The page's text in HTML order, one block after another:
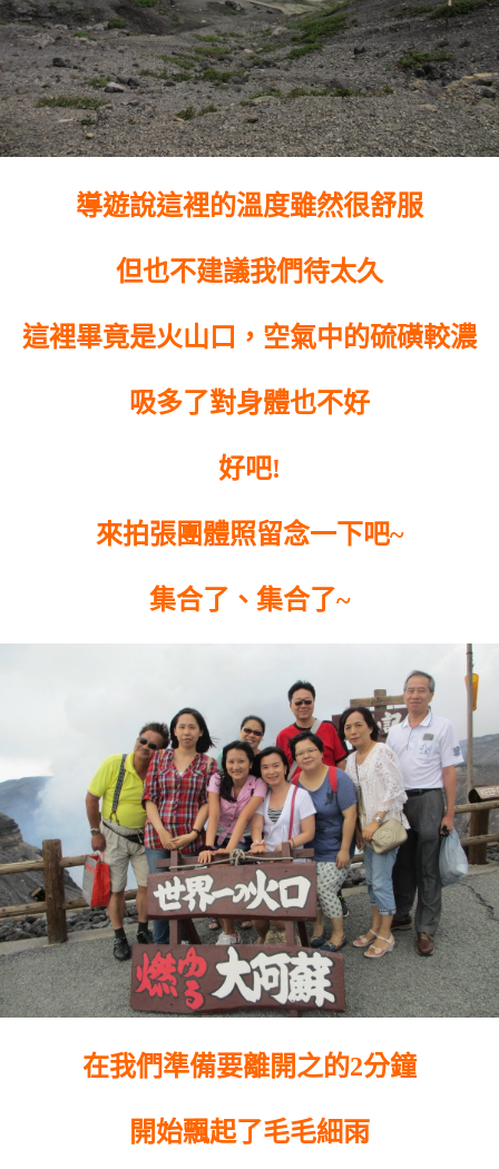
導遊說這裡的溫度雖然很舒服
但也不建議我們待太久
這裡畢竟是火山口，空氣中的硫磺較濃
吸多了對身體也不好
好吧!
來拍張團體照留念一下吧~
集合了、集合了~
在我們準備要離開之的2分鐘
開始飄起了毛毛細雨